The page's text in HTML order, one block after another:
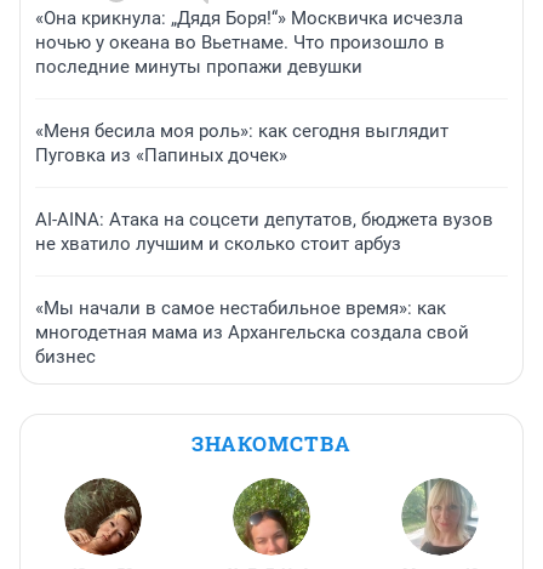
«Она крикнула: „Дядя Боря!“» Москвичка исчезла
ночью у океана во Вьетнаме. Что произошло в
последние минуты пропажи девушки
«Меня бесила моя роль»: как сегодня выглядит
Пуговка из «Папиных дочек»
AI-AINA: Атака на соцсети депутатов, бюджета вузов
не хватило лучшим и сколько стоит арбуз
«Мы начали в самое нестабильное время»: как
многодетная мама из Архангельска создала свой
бизнес
ЗНАКОМСТВА